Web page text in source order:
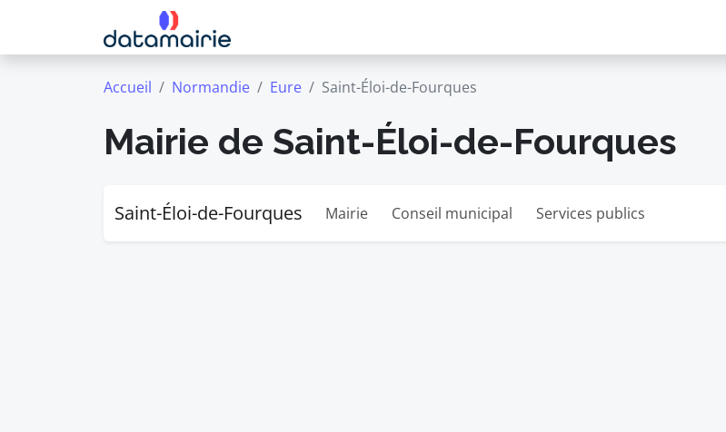
Accueil Normandie Eure Saint-Éloi-de-Fourques
Mairie de Saint-Éloi-de-Fourques
Saint-Éloi-de-Fourques Mairie Conseil municipal Services publics